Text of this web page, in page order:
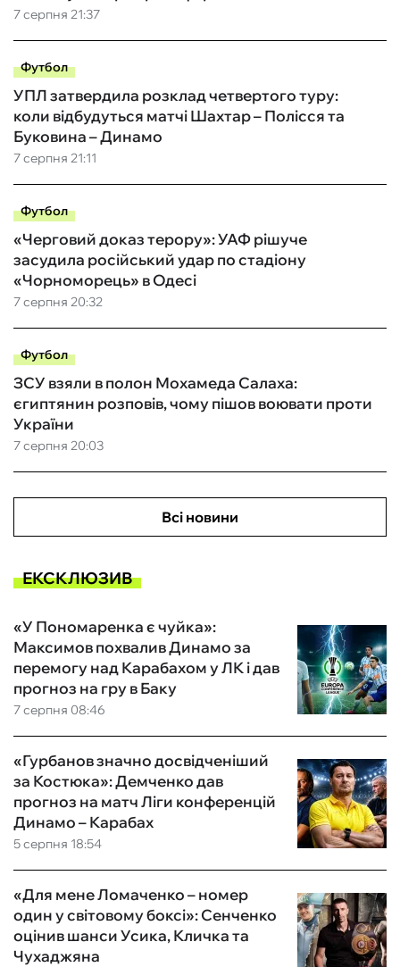
7 серпня 21:37
Футбол
7 серпня 21:11
УПЛ затвердила розклад четвертого туру:
коли відбудуться матчі Шахтар – Полісся та
Буковина – Динамо
Футбол
7 серпня 20:32
«Черговий доказ терору»: УАФ рішуче
засудила російський удар по стадіону
«Чорноморець» в Одесі
Футбол
7 серпня 20:03
ЗСУ взяли в полон Мохамеда Салаха:
єгиптянин розповів, чому пішов воювати проти
України
Всі новини
ЕКСКЛЮЗИВ
7 серпня 08:46
«У Пономаренка є чуйка»:
Максимов похвалив Динамо за
перемогу над Карабахом у ЛК і дав
прогноз на гру в Баку
5 серпня 18:54
«Гурбанов значно досвідченіший
за Костюка»: Демченко дав
прогноз на матч Ліги конференцій
Динамо – Карабах
«Для мене Ломаченко – номер
один у світовому боксі»: Сенченко
оцінив шанси Усика, Кличка та
Чухаджяна